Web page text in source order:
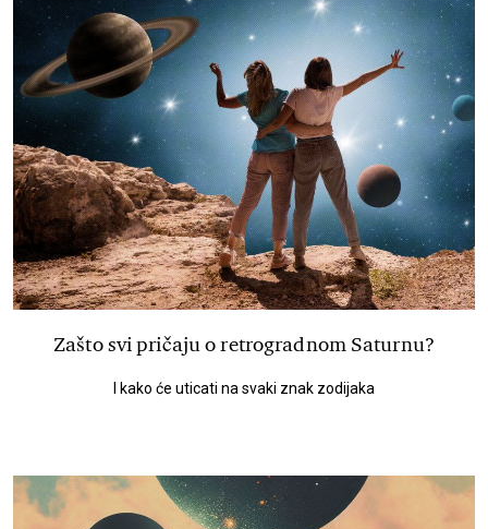
Zašto svi pričaju o retrogradnom Saturnu?
I kako će uticati na svaki znak zodijaka